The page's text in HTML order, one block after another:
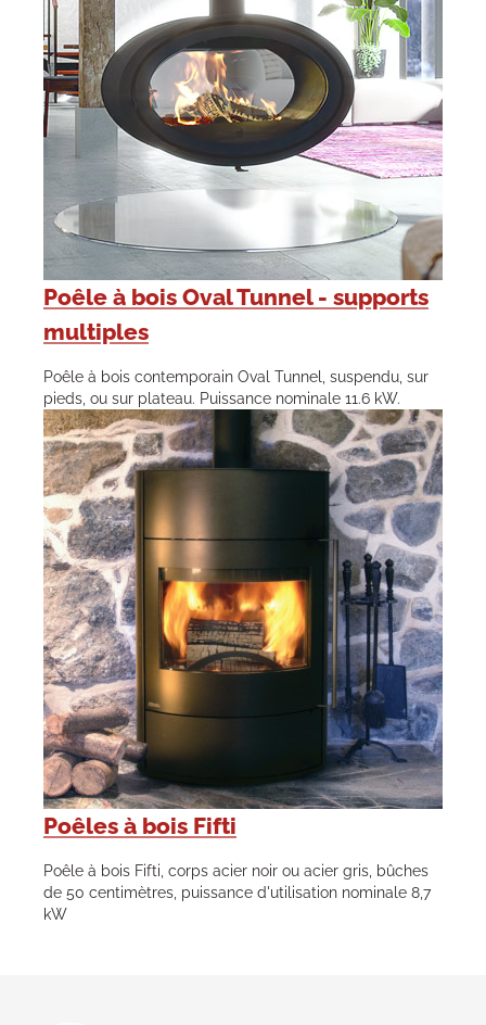
Poêle à bois Oval Tunnel - supports
multiples
Poêle à bois contemporain Oval Tunnel, suspendu, sur
pieds, ou sur plateau. Puissance nominale 11.6 kW.
Poêles à bois Fifti
Poêle à bois Fifti, corps acier noir ou acier gris, bûches
de 50 centimètres, puissance d'utilisation nominale 8,7
kW